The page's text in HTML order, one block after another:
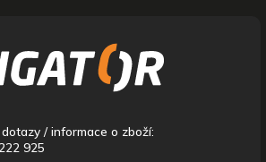
/ informace o zboží:
925